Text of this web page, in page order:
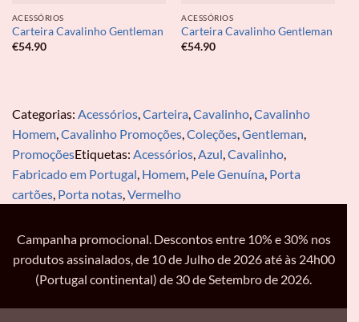
ACESSÓRIOS
Carteira Cavalinho Gentleman
€54.90
ACESSÓRIOS
Carteira Cavalinho Gentleman
€54.90
Categorias: Acessórios Carteira Cavalinho Cavalinho
Homem Cavalinho Promoções Coleções Gentleman
PromoçõesEtiquetas: Acessórios Azul Cavalinho
Fabricado em Portugal Homem Pele Genuína Porta
cartões Porta notas Vermelho
Campanha promocional. Descontos entre 10% e 30% nos
produtos assinalados, de 10 de Julho de 2026 até às 24h00
(Portugal continental) de 30 de Setembro de 2026.